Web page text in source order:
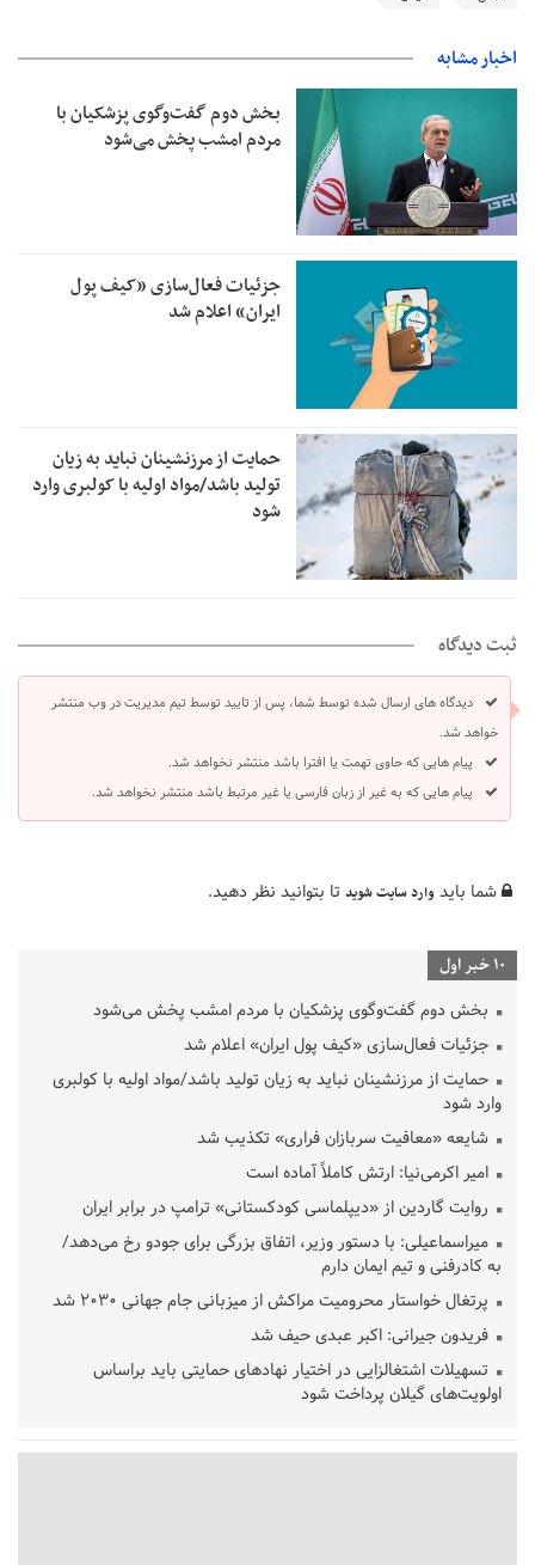
اخبار مشابه
بخش دوم گفت‌وگوی پزشکیان با
مردم امشب پخش می‌شود
جزئیات فعال‌سازی «کیف پول
ایران» اعلام شد
حمایت از مرزنشینان نباید به زیان
تولید باشد/مواد اولیه با کولبری وارد
شود
ثبت دیدگاه
دیدگاه های ارسال شده توسط شما، پس از تایید توسط تیم مدیریت در وب منتشر
خواهد شد.
پیام هایی که حاوی تهمت یا افترا باشد منتشر نخواهد شد.
پیام هایی که به غیر از زبان فارسی یا غیر مرتبط باشد منتشر نخواهد شد.
شما باید وارد سایت شوید تا بتوانید نظر دهید.
10 خبر اول
بخش دوم گفت‌وگوی پزشکیان با مردم امشب پخش می‌شود
جزئیات فعال‌سازی «کیف پول ایران» اعلام شد
حمایت از مرزنشینان نباید به زیان تولید باشد/مواد اولیه با کولبری
وارد شود
شایعه «معافیت سربازان فراری» تکذیب شد
امیر اکرمی‌نیا: ارتش کاملاً آماده است
روایت گاردین از «دیپلماسی کودکستانی» ترامپ در برابر ایران
میراسماعیلی: با دستور وزیر، اتفاق بزرگی برای جودو رخ می‌دهد/
به کادرفنی و تیم ایمان دارم
پرتغال خواستار محرومیت مراکش از میزبانی جام جهانی ۲۰۳۰ شد
فریدون جیرانی: اکبر عبدی حیف شد
تسهیلات اشتغالزایی در اختیار نهادهای حمایتی باید براساس
اولویت‌های گیلان پرداخت شود
قلعه‌نویی مشخص شد